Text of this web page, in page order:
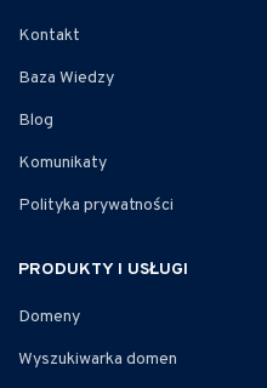
Kontakt
Baza Wiedzy
Blog
Komunikaty
Polityka prywatności
PRODUKTY I USŁUGI
Domeny
Wyszukiwarka domen